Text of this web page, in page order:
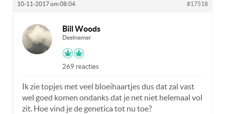
10-11-2017 om 08:04 #17518
Bill Woods
Deelnemer
269 reacties
Ik zie topjes met veel bloeihaartjes dus dat zal vast
wel goed komen ondanks dat je net niet helemaal vol
zit. Hoe vind je de genetica tot nu toe?